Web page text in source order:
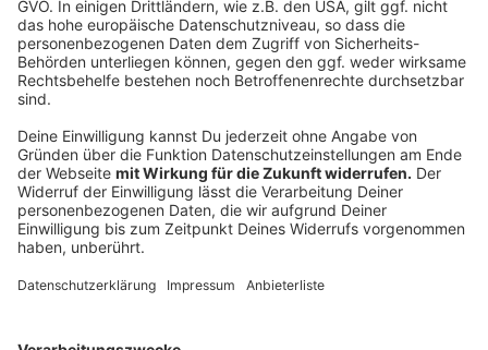
1 Reife Mango
1 Limette
50 ml Passierte Tomaten
50 ml Mango Saft
1 EL Curry-Pulver
1 TL Paprika-Pulver süß
1 TL Pflanzenöl
1/2 Chilli (mittelscharf)
Salz und Pfeffer